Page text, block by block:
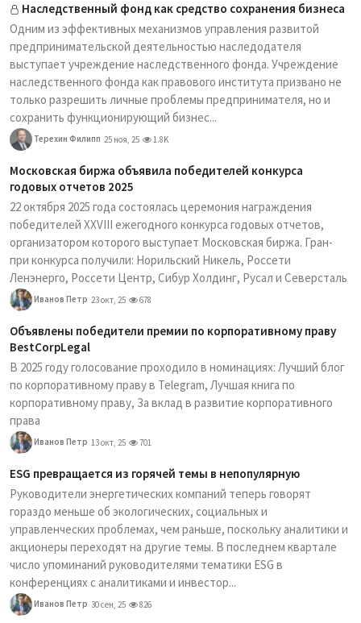
Наследственный фонд как средство сохранения бизнеса
Одним из эффективных механизмов управления развитой
предпринимательской деятельностью наследодателя
выступает учреждение наследственного фонда. Учреждение
наследственного фонда как правового института призвано не
только разрешить личные проблемы предпринимателя, но и
сохранить функционирующий бизнес...
Терехин Филипп 25 ноя, 25 1.8K
Московская биржа объявила победителей конкурса
годовых отчетов 2025
22 октября 2025 года состоялась церемония награждения
победителей XXVIII ежегодного конкурса годовых отчетов,
организатором которого выступает Московская биржа. Гран-
при конкурса получили: Норильский Никель, Россети
Ленэнерго, Россети Центр, Сибур Холдинг, Русал и Северсталь
Иванов Петр 23 окт, 25 678
Объявлены победители премии по корпоративному праву
BestCorpLegal
В 2025 году голосование проходило в номинациях: Лучший блог
по корпоративному праву в Telegram, Лучшая книга по
корпоративному праву, За вклад в развитие корпоративного
права
Иванов Петр 13 окт, 25 701
ESG превращается из горячей темы в непопулярную
Руководители энергетических компаний теперь говорят
гораздо меньше об экологических, социальных и
управленческих проблемах, чем раньше, поскольку аналитики и
акционеры переходят на другие темы. В последнем квартале
число упоминаний руководителями тематики ESG в
конференциях с аналитиками и инвестор...
Иванов Петр 30 сен, 25 826